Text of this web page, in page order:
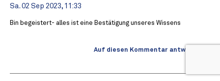
Sa. 02 Sep 2023, 11:33
Bin begeistert- alles ist eine Bestätigung unseres Wissens
Auf diesen Kommentar antworten